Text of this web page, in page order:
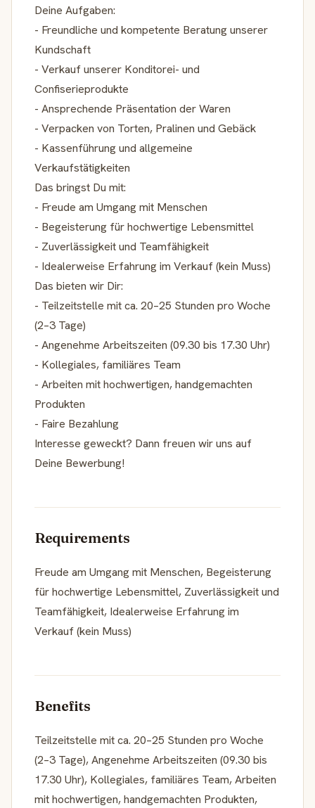
Deine Aufgaben:
- Freundliche und kompetente Beratung unserer
Kundschaft
- Verkauf unserer Konditorei- und
Confiserieprodukte
- Ansprechende Präsentation der Waren
- Verpacken von Torten, Pralinen und Gebäck
- Kassenführung und allgemeine
Verkaufstätigkeiten
Das bringst Du mit:
- Freude am Umgang mit Menschen
- Begeisterung für hochwertige Lebensmittel
- Zuverlässigkeit und Teamfähigkeit
- Idealerweise Erfahrung im Verkauf (kein Muss)
Das bieten wir Dir:
- Teilzeitstelle mit ca. 20–25 Stunden pro Woche
(2–3 Tage)
- Angenehme Arbeitszeiten (09.30 bis 17.30 Uhr)
- Kollegiales, familiäres Team
- Arbeiten mit hochwertigen, handgemachten
Produkten
- Faire Bezahlung
Interesse geweckt? Dann freuen wir uns auf
Deine Bewerbung!
Requirements
Freude am Umgang mit Menschen, Begeisterung
für hochwertige Lebensmittel, Zuverlässigkeit und
Teamfähigkeit, Idealerweise Erfahrung im
Verkauf (kein Muss)
Benefits
Teilzeitstelle mit ca. 20–25 Stunden pro Woche
(2–3 Tage), Angenehme Arbeitszeiten (09.30 bis
17.30 Uhr), Kollegiales, familiäres Team, Arbeiten
mit hochwertigen, handgemachten Produkten,